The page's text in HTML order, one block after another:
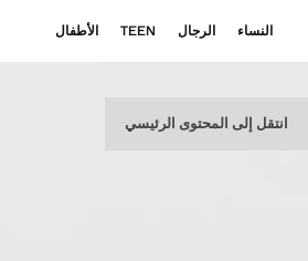
انتقل إلى المحتوى الرئيسي
النساء الرجال TEEN الأطفال